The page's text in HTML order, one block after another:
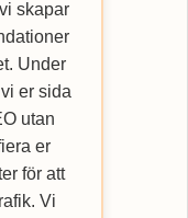
skapar
Under
er sida
utan
er
för att
Vi